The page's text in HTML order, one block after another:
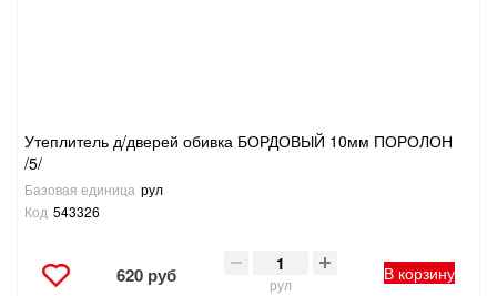
Утеплитель д/дверей обивка БОРДОВЫЙ 10мм ПОРОЛОН
/5/
Базовая единица рул
Код 543326
620 руб рул
В корзину